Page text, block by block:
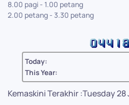
8.00 pagi - 1.00 petang
2.00 petang - 3.30 petang
Today:
This Year:
Kemaskini Terakhir :Tuesday 28